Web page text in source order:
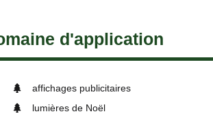
d'application
affichages publicitaires
lumières de Noël